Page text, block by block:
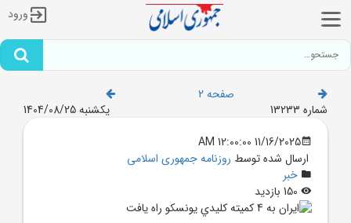
ورود
صفحه 2
شماره 13233
یکشنبه 1404/08/25
11/16/2025 12:00:00 AM
ارسال شده توسط روزنامه جمهوری اسلامی
خبر